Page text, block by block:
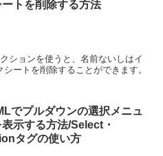
ートを削除する方法
ションを使うと、名前ないしはイ
ートを削除することができます。
でプルダウンの選択メニュ
表示する方法/Select・
タグの使い方